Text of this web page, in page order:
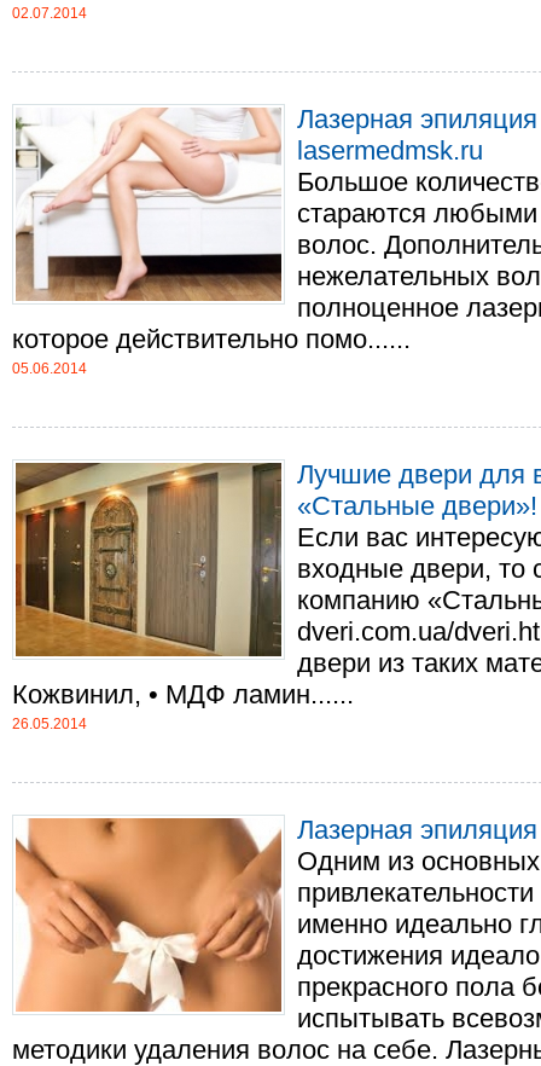
02.07.2014
Лазерная
lasermedmsk.ru
Большое
стараются любыми
волос.
нежелательных
полноценное
которое действительно помо......
05.06.2014
Лучшие двери для
«Стальные двери»!
Если вас
входные двери, то
компанию
dveri.com.ua/
двери из таких
Кожвинил, • МДФ ламин......
26.05.2014
Лазерная
Одним из
именно идеально
достижения
прекрасного пола
испытывать
методики удаления волос на себе.